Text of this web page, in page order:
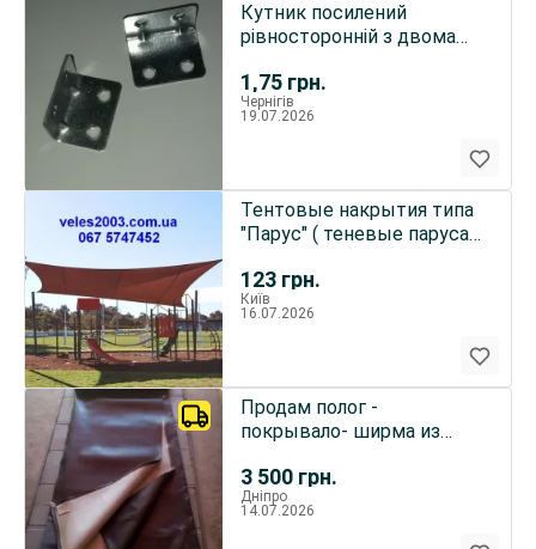
1,75 грн.
Кутник посилений
рівносторонній з двома
КП-30
Чернігів
19.07.2026
123 грн.
Тентовые накрытия типа
"Парус" ( теневые паруса ),
Київ
16.07.2026
3 500 грн.
Продам полог -
покрывало- ширма из
изг.
Дніпро
14.07.2026